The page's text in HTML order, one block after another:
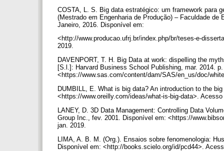
COSTA, L. S. Big data estratégico: um framework para
(Mestrado em Engenharia de Produção) – Faculdade
Janeiro, 2016. Disponível em:
<http://www.producao.ufrj.br/index.php/br/teses-e-
2019.
DAVENPORT, T. H. Big Data at work: dispelling the
[S.l.]: Harvard Business School Publishing, mar. 2014.
<https://www.sas.com/content/dam/SAS/en_us/doc/
DUMBILL, E. What is big data? An introduction to the
<https://www.oreilly.com/ideas/what-is-big-data>.
LANEY, D. 3D Data Management: Controlling Data
Group Inc., fev. 2001. Disponível em: <https://
jan. 2019.
LIMA, A. B. M. (Org.). Ensaios sobre fenomenologia:
Disponível em: <http://books.scielo.org/id/pcd44>.